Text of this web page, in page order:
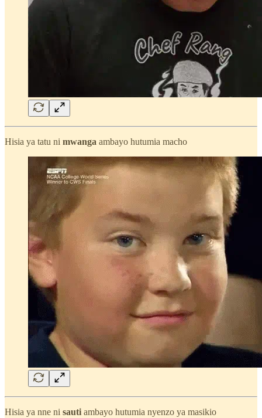
Hisia ya tatu ni mwanga ambayo hutumia macho
Hisia ya nne ni sauti ambayo hutumia nyenzo ya masikio